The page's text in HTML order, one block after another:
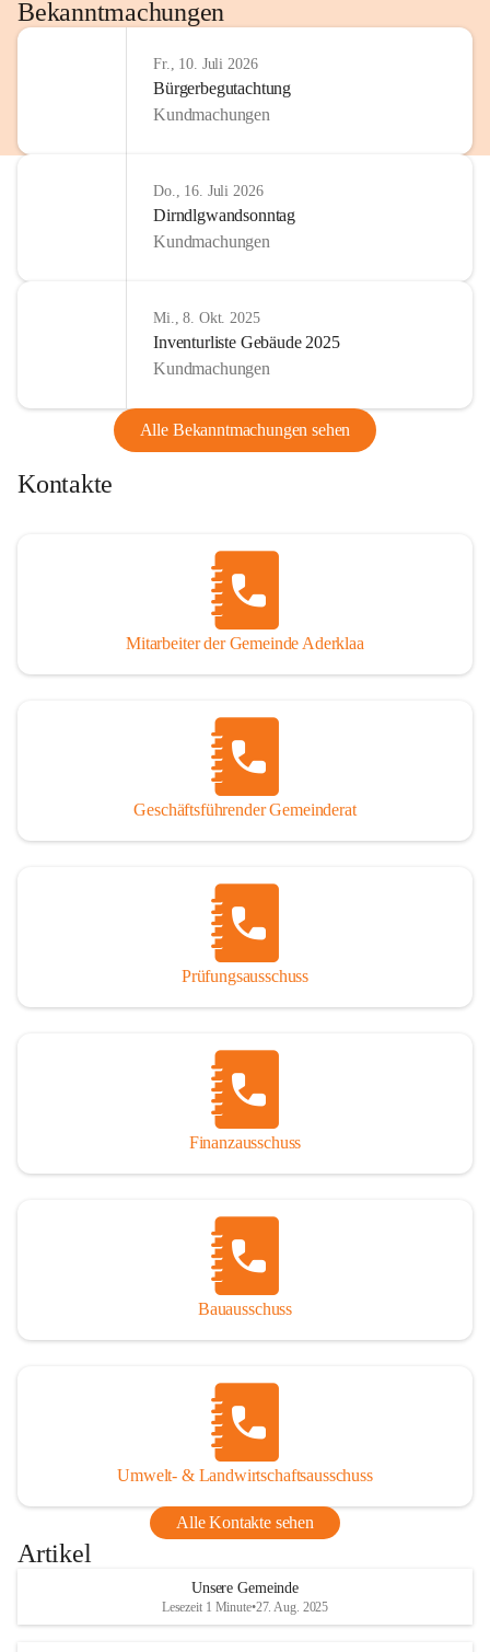
http://www.omv.com
Bekanntmachungen
Fr., 10. Juli 2026
Bürgerbegutachtung
Kundmachungen
Do., 16. Juli 2026
Dirndlgwandsonntag
Kundmachungen
Mi., 8. Okt. 2025
Inventurliste Gebäude 2025
Kundmachungen
Alle Bekanntmachungen sehen
Kontakte
Mitarbeiter der Gemeinde Aderklaa
Geschäftsführender Gemeinderat
Prüfungsausschuss
Finanzausschuss
Bauausschuss
Umwelt- & Landwirtschaftsausschuss
Alle Kontakte sehen
Artikel
Unsere Gemeinde
Lesezeit 1 Minute•27. Aug. 2025